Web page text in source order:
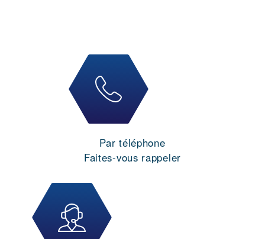
Par téléphone
Faites-vous rappeler